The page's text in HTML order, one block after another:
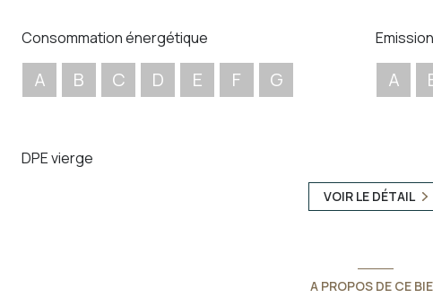
Consommation énergétique
A B C D E F G A
DPE vierge
VOIR LE DÉTAIL
A PROPOS DE CE